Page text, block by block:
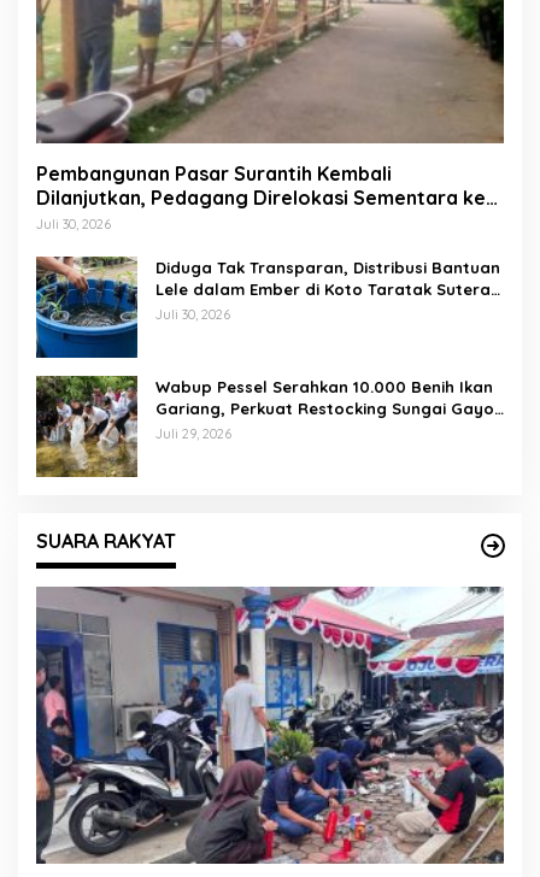
Pembangunan Pasar Surantih Kembali
Dilanjutkan, Pedagang Direlokasi Sementara ke
Lapangan Gadih Basanai
Juli 30, 2026
Diduga Tak Transparan, Distribusi Bantuan
Lele dalam Ember di Koto Taratak Sutera
Tuai Sorotan Warga
Juli 30, 2026
Wabup Pessel Serahkan 10.000 Benih Ikan
Gariang, Perkuat Restocking Sungai Gayo
demi Kelestarian Perairan
Juli 29, 2026
SUARA RAKYAT